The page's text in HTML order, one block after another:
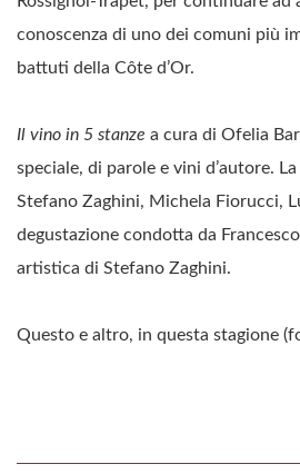
conoscenza di uno dei comuni più
battuti della Côte d’Or.
Il vino in 5 stanze a cura di Ofelia
speciale, di parole e vini d’autore.
Stefano Zaghini, Michela Fiorucci,
degustazione condotta da
artistica di Stefano Zaghini.
Questo e altro, in questa stagione